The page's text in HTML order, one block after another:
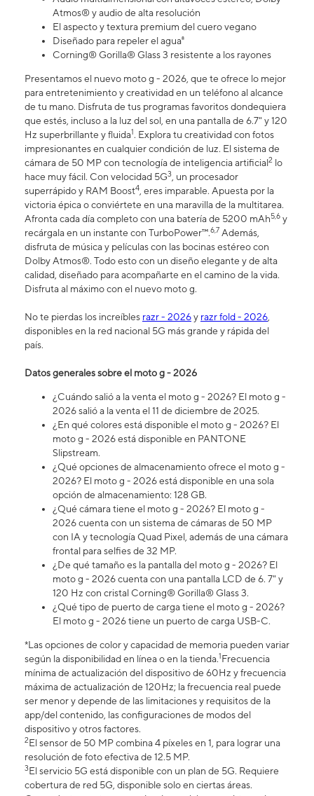
Atmos® y audio de alta resolución
El aspecto y textura premium del cuero vegano
Diseñado para repeler el agua⁸
Corning® Gorilla® Glass 3 resistente a los rayones
Presentamos el nuevo moto g - 2026, que te ofrece lo mejor
para entretenimiento y creatividad en un teléfono al alcance
de tu mano. Disfruta de tus programas favoritos dondequiera
que estés, incluso a la luz del sol, en una pantalla de 6.7" y 120
Hz superbrillante y fluida1. Explora tu creatividad con fotos
impresionantes en cualquier condición de luz. El sistema de
cámara de 50 MP con tecnología de inteligencia artificial2 lo
hace muy fácil. Con velocidad 5G3, un procesador
superrápido y RAM Boost4, eres imparable. Apuesta por la
victoria épica o conviértete en una maravilla de la multitarea.
Afronta cada día completo con una batería de 5200 mAh5,6 y
recárgala en un instante con TurboPower™.6,7 Además,
disfruta de música y películas con las bocinas estéreo con
Dolby Atmos®. Todo esto con un diseño elegante y de alta
calidad, diseñado para acompañarte en el camino de la vida.
Disfruta al máximo con el nuevo moto g.
No te pierdas los increíbles razr - 2026y razr fold - 2026,
disponibles en la red nacional 5G más grande y rápida del
país.
Datos generales sobre el moto g - 2026
¿Cuándo salió a la venta el moto g - 2026? El moto g -
2026 salió a la venta el 11 de diciembre de 2025.
¿En qué colores está disponible el moto g - 2026? El
moto g - 2026 está disponible en PANTONE
Slipstream.
¿Qué opciones de almacenamiento ofrece el moto g -
2026? El moto g - 2026 está disponible en una sola
opción de almacenamiento: 128 GB.
¿Qué cámara tiene el moto g - 2026? ​​​​​​​El moto g -
2026 cuenta con un sistema de cámaras de 50 MP
con IA y tecnología Quad Pixel, además de una cámara
frontal para selfies de 32 MP.
¿De qué tamaño es la pantalla del moto g - 2026? El
moto g - 2026 cuenta con una pantalla LCD de 6. 7" y
120 Hz con cristal Corning® Gorilla® Glass 3.
¿Qué tipo de puerto de carga tiene el moto g - 2026?
El moto g - 2026 tiene un puerto de carga USB-C.
*Las opciones de color y capacidad de memoria pueden variar
según la disponibilidad en línea o en la tienda.1Frecuencia
mínima de actualización del dispositivo de 60Hz y frecuencia
máxima de actualización de 120Hz; la frecuencia real puede
ser menor y depende de las limitaciones y requisitos de la
app/del contenido, las configuraciones de modos del
dispositivo y otros factores.
2El sensor de 50 MP combina 4 píxeles en 1, para lograr una
resolución de foto efectiva de 12.5 MP.
3El servicio 5G está disponible con un plan de 5G. Requiere
cobertura de red 5G, disponible solo en ciertas áreas.